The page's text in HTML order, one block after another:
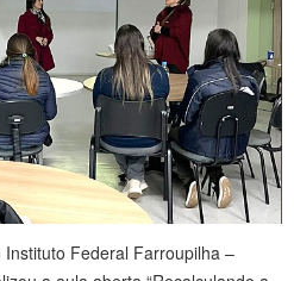
Federal Farroupilha –